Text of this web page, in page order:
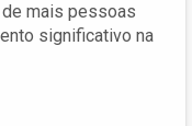
mais pessoas
significativo na